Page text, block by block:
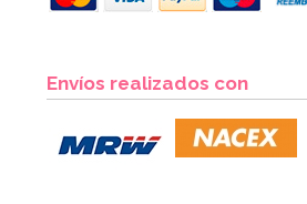
2,60€ 2,60€
Envíos realizados con